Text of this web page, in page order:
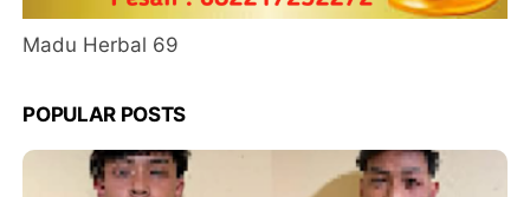
Madu Herbal 69
POPULAR POSTS